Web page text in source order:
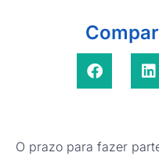
O prazo para fazer